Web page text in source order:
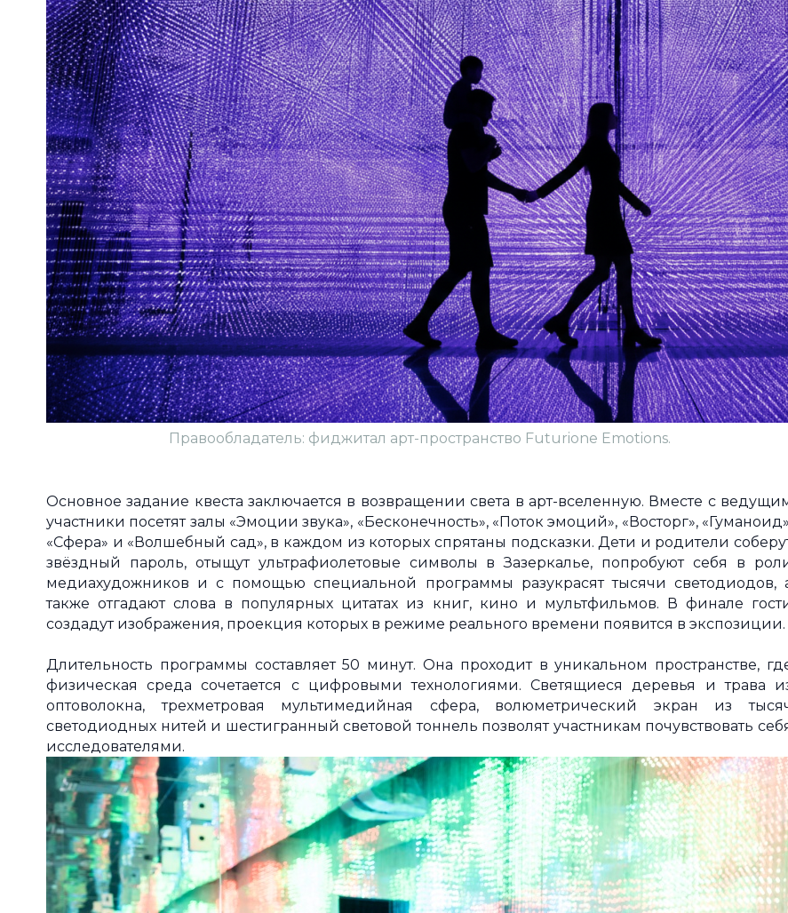
Правообладатель: фиджитал арт-пространство Futurione Emotions.
Основное задание квеста заключается в возвращении света в арт-вселенную. Вместе с
участники посетят залы «Эмоции звука», «Бесконечность», «Поток эмоций», «Восторг»,
«Сфера» и «Волшебный сад», в каждом из которых спрятаны подсказки. Дети и родители
звёздный пароль, отыщут ультрафиолетовые символы в Зазеркалье, попробуют себя в
медиахудожников и с помощью специальной программы разукрасят тысячи светодиодов,
также отгадают слова в популярных цитатах из книг, кино и мультфильмов. В финале
создадут изображения, проекция которых в режиме реального времени появится в экспозиции.
Длительность программы составляет 50 минут. Она проходит в уникальном пространстве,
физическая среда сочетается с цифровыми технологиями. Светящиеся деревья и трава
оптоволокна, трехметровая мультимедийная сфера, волюметрический экран из
светодиодных нитей и шестигранный световой тоннель позволят участникам почувствовать
исследователями.